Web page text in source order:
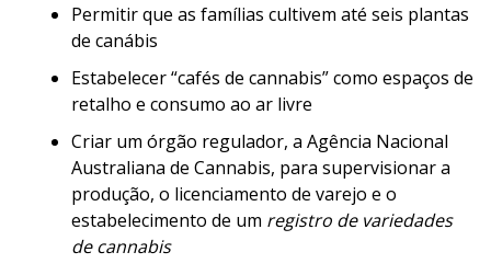
Permitir que as famílias cultivem até seis plantas
de canábis
Estabelecer “cafés de cannabis” como espaços de
retalho e consumo ao ar livre
Criar um órgão regulador, a Agência Nacional
Australiana de Cannabis, para supervisionar a
produção, o licenciamento de varejo e o
estabelecimento de um registro de variedades
de cannabis